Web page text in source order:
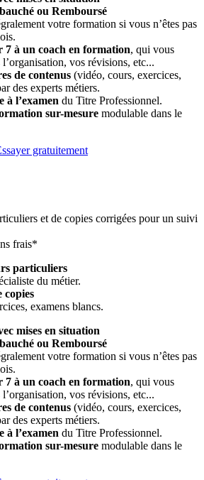
ou Remboursé
votre formation si vous n’êtes pas
7 à un coach en formation, qui vous
vos révisions, etc...
de contenus (vidéo, cours, exercices,
des experts métiers.
l’examen du Titre Professionnel.
sur-mesure modulable dans le
gratuitement
et de copies corrigées pour un suivi
frais*
particuliers
du métier.
copies
examens blancs.
mises en situation
ou Remboursé
votre formation si vous n’êtes pas
7 à un coach en formation, qui vous
vos révisions, etc...
de contenus (vidéo, cours, exercices,
des experts métiers.
l’examen du Titre Professionnel.
sur-mesure modulable dans le